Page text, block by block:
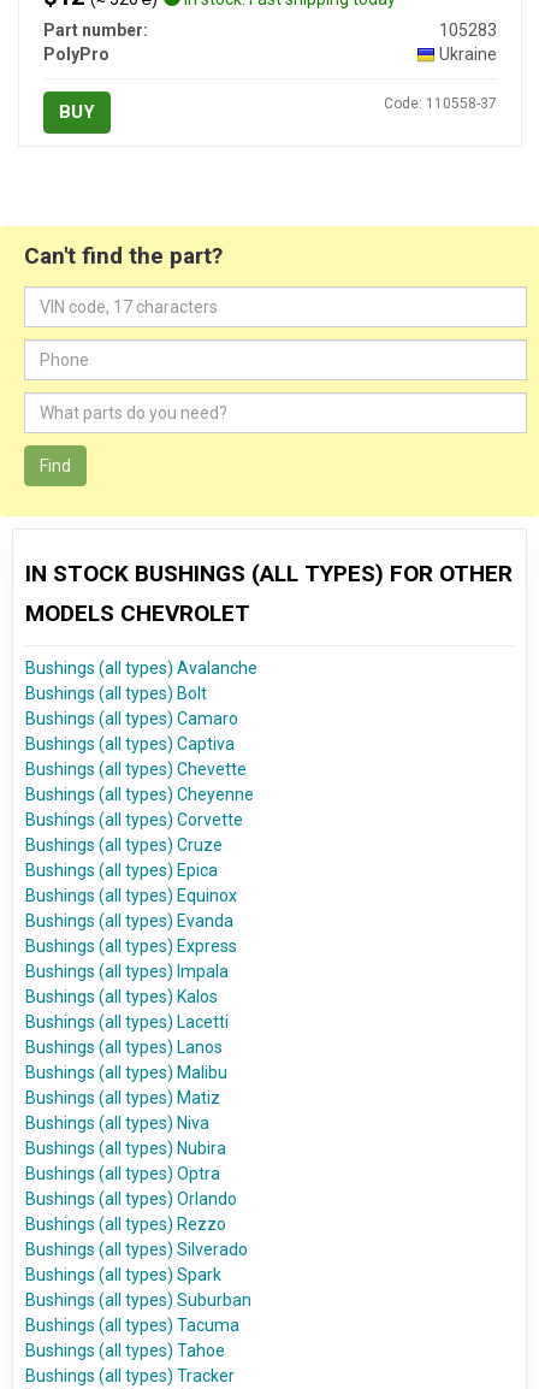
Part number:
105283
PolyPro
Ukraine
BUY Code: 110558-37
Can't find the part?
Find
IN STOCK BUSHINGS (ALL TYPES) FOR OTHER
MODELS CHEVROLET
Bushings (all types) Avalanche
Bushings (all types) Bolt
Bushings (all types) Camaro
Bushings (all types) Captiva
Bushings (all types) Chevette
Bushings (all types) Cheyenne
Bushings (all types) Corvette
Bushings (all types) Cruze
Bushings (all types) Epica
Bushings (all types) Equinox
Bushings (all types) Evanda
Bushings (all types) Express
Bushings (all types) Impala
Bushings (all types) Kalos
Bushings (all types) Lacetti
Bushings (all types) Lanos
Bushings (all types) Malibu
Bushings (all types) Matiz
Bushings (all types) Niva
Bushings (all types) Nubira
Bushings (all types) Optra
Bushings (all types) Orlando
Bushings (all types) Rezzo
Bushings (all types) Silverado
Bushings (all types) Spark
Bushings (all types) Suburban
Bushings (all types) Tacuma
Bushings (all types) Tahoe
Bushings (all types) Tracker